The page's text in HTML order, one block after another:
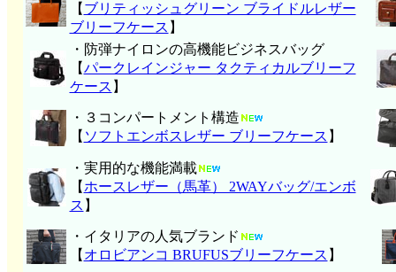
【 ブリティッシュグリーン ブライドルレザー
ブリーフケース 】
・防弾ナイロンの高機能ビジネスバッグ
【パークレインジャー タクティカルブリーフ
ケース 】
・３コンパートメント構造
【 ソフトエンボスレザー ブリーフケース 】
・実用的な機能満載
【 ホースレザー（馬革） 2WAYバッグ/エンボ
ス 】
・イタリアの人気ブランド
【 オロビアンコ BRUFUSブリーフケース 】